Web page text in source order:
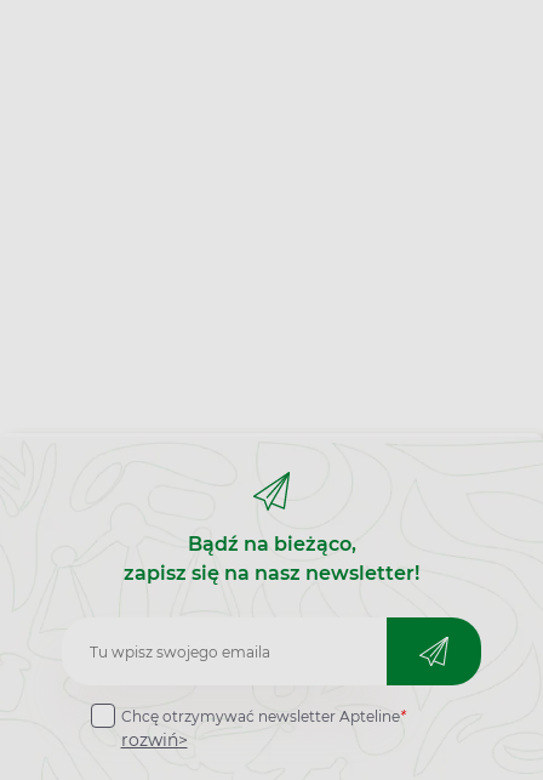
Bądź na bieżąco,
zapisz się na nasz newsletter!
Zapisz
do
newslettera
Chcę otrzymywać newsletter Apteline*
rozwiń>